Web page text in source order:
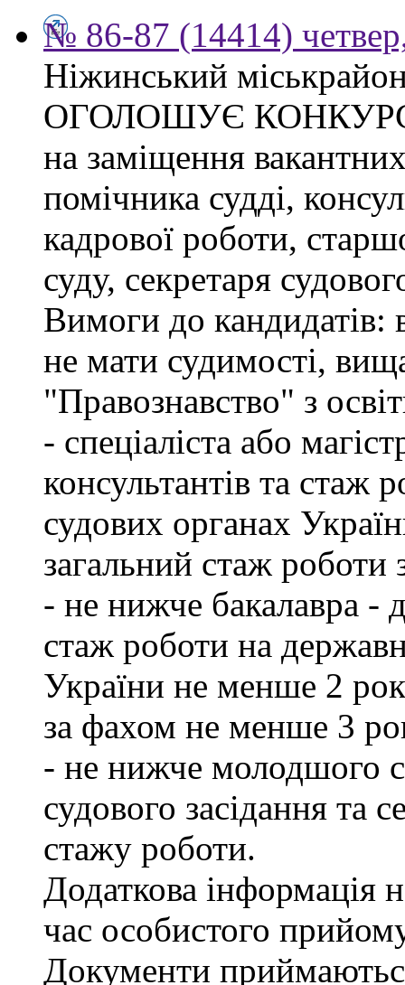
№ 86-87 (14414)
Ніжинський
ОГОЛОШУЄ
на заміщення
помічника судді,
кадрової роботи,
суду, секретаря
Вимоги до
не мати судимості,
"Правознавство" з
- спеціаліста або
консультантів та стаж
судових органах
загальний стаж
- не нижче бакалавра -
стаж роботи на
України не менше 2
за фахом не менше 3
- не нижче молодшого
судового засідання та
стажу роботи.
Додаткова інформація
час особистого
Документи